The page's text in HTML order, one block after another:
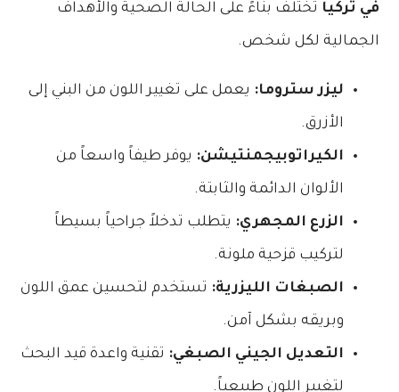
في تركيا تختلف بناءً على الحالة الصحية والأهداف
الجمالية لكل شخص.
ليزر ستروما: يعمل على تغيير اللون من البني إلى
الأزرق.
الكيراتوبيجمنتيشن: يوفر طيفاً واسعاً من
الألوان الدائمة والثابتة.
الزرع المجهري: يتطلب تدخلاً جراحياً بسيطاً
لتركيب قزحية ملونة.
الصبغات الليزرية: تستخدم لتحسين عمق اللون
وبريقه بشكل آمن.
التعديل الجيني الصبغي: تقنية واعدة قيد البحث
لتغيير اللون طبيعياً.